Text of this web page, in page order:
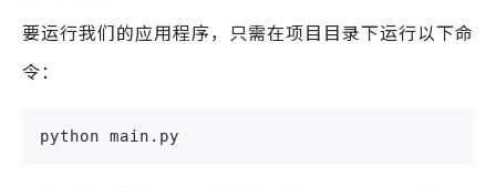
要运行我们的应用程序，只需在项目目录下运行以下命
令：
python main.py